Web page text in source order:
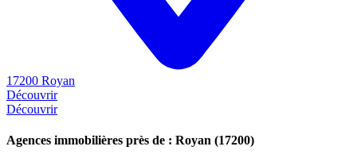
17200 Royan
Découvrir
Découvrir
Agences immobilières près de : Royan (17200)